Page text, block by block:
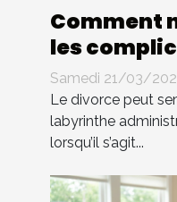
Comment
les
divorce
Samedi 21/03/
Le divorce peut
labyrinthe
lorsqu’il s’agit...